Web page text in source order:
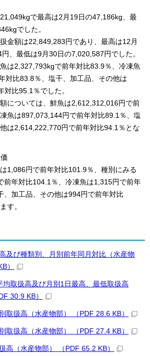
で最高は2月19日の47,186kg、最
でした。
金額は22,849,283円であり、最高は12月
、最低は9月30日の7,020,587円でした。
は2,327,793kgで前年対比83.9％、冷凍魚
対比83.8％、塩干、加工品、その他は
対比95.1％でした。
については、鮮魚は2,612,312,016円で前
魚は897,073,144円で前年対比89.1％、塩
は2,614,222,770円で前年対比94.1％とな
1,086円で前年対比101.9％、種別にみる
前年対比104.1％、冷凍魚は1,315円で前年
、加工品、その他は994円で前年対比
す。
及び種類別、月別前年同月対比（水産物
）
均取扱高及び月別1日最高、最低取扱高
30.9 KB）
取扱高（水産物部） （PDF 28.6 KB）
取扱高（水産物部） （PDF 27.4 KB）
高（水産物部） （PDF 65.2 KB）